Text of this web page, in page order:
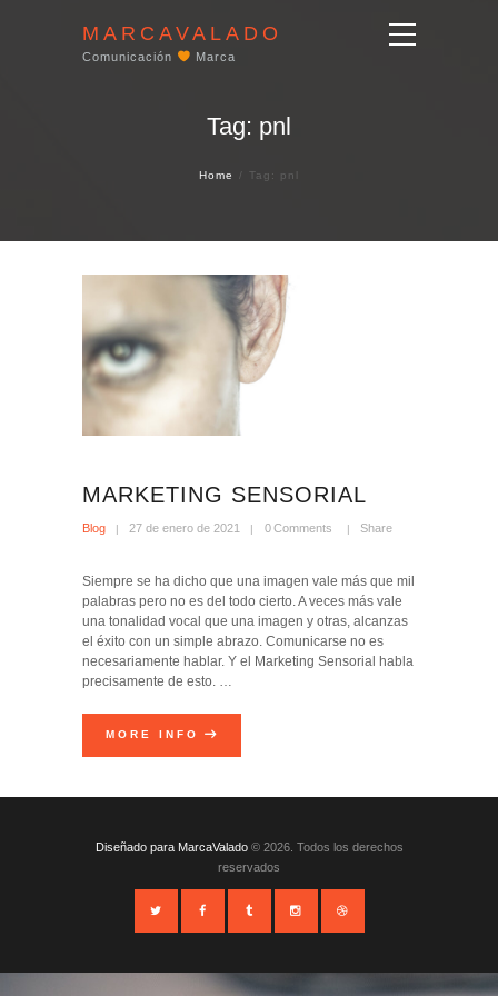
MARCAVALADO
Comunicación Marca
Tag: pnl
Home Tag: pnl
MARKETING SENSORIAL
Blog 27 de enero de 2021 0 Comments Share
Siempre se ha dicho que una imagen vale más que mil
palabras pero no es del todo cierto. A veces más vale
una tonalidad vocal que una imagen y otras, alcanzas
el éxito con un simple abrazo. Comunicarse no es
necesariamente hablar. Y el Marketing Sensorial habla
precisamente de esto. …
MORE INFO
Diseñado para MarcaValado© 2026. Todos los derechos
reservados